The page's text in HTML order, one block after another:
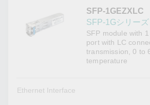
SFP-1GEZXLC
SFP-1Gシリーズ
SFP module with
port with LC
transmission, 0 to
temperature
Ethernet Interface